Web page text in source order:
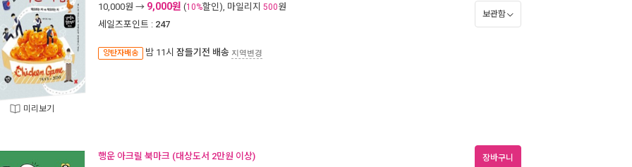
미리보기
10,000원 → 9,000원 (10%할인), 마일리지 500원
세일즈포인트 : 247
양탄자배송 밤 11시 잠들기전 배송 지역변경
보관함
행운 아크릴 북마크 (대상도서 2만원 이상) 장바구니